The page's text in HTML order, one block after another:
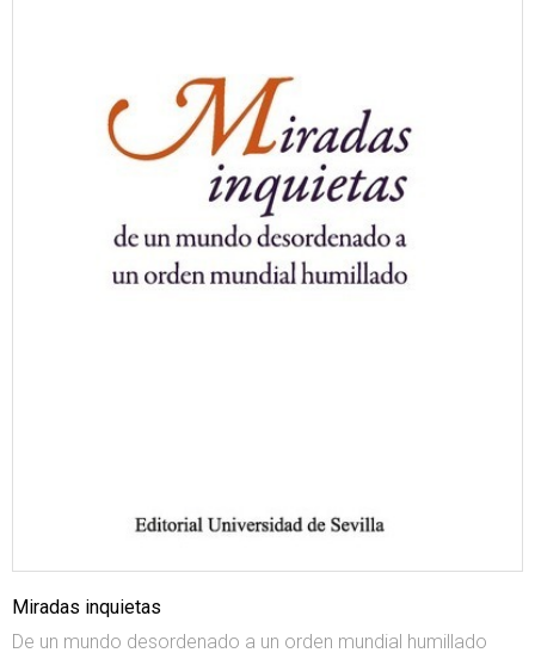
Miradas inquietas
De un mundo desordenado a un orden mundial humillado